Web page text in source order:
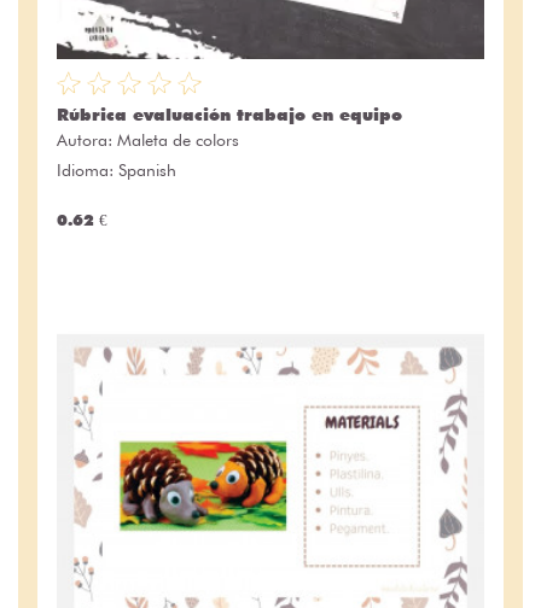
Rúbrica evaluación trabajo en equipo
Autora: Maleta de colors
Idioma: Spanish
0.62 €